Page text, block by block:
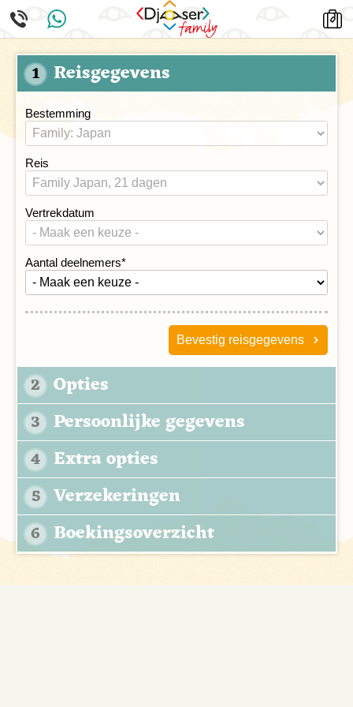
1 Reisgegevens
Bestemming
Reis
Vertrekdatum
Aantal deelnemers*
Bevestig reisgegevens
2 Opties
3 Persoonlijke gegevens
4 Extra opties
5 Verzekeringen
6 Boekingsoverzicht